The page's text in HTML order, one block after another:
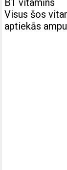
B1 vitamīns
Visus šos
aptiekās